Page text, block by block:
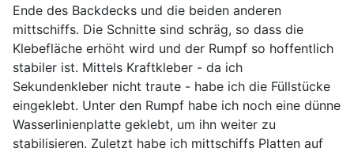
Ende des Backdecks und die beiden anderen
mittschiffs. Die Schnitte sind schräg, so dass die
Klebefläche erhöht wird und der Rumpf so hoffentlich
stabiler ist. Mittels Kraftkleber - da ich
Sekundenkleber nicht traute - habe ich die Füllstücke
eingeklebt. Unter den Rumpf habe ich noch eine dünne
Wasserlinienplatte geklebt, um ihn weiter zu
stabilisieren. Zuletzt habe ich mittschiffs Platten auf